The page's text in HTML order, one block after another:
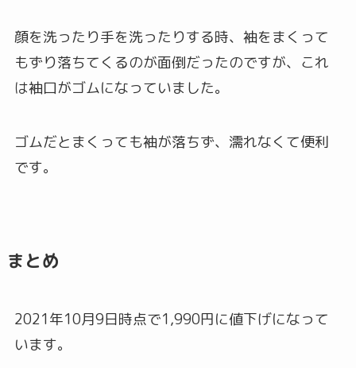
顔を洗ったり手を洗ったりする時、袖をまくって
もずり落ちてくるのが面倒だったのですが、これ
は袖口がゴムになっていました。
ゴムだとまくっても袖が落ちず、濡れなくて便利
です。
まとめ
2021年10月9日時点で1,990円に値下げになって
います。